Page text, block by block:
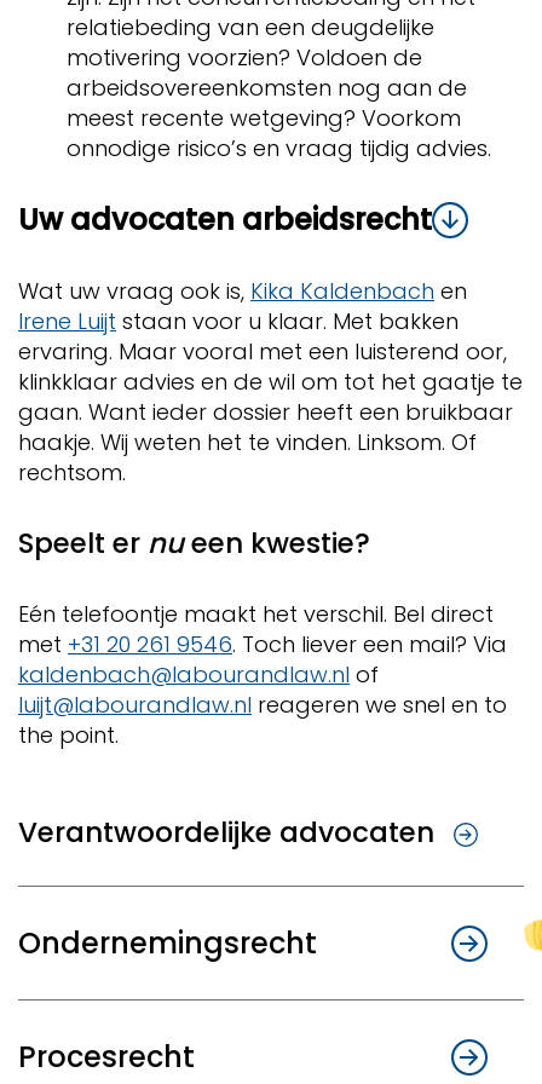
relatiebeding van een deugdelijke
motivering voorzien? Voldoen de
arbeidsovereenkomsten nog aan de
meest recente wetgeving? Voorkom
onnodige risico’s en vraag tijdig advies.
Uw advocaten arbeidsrecht
Wat uw vraag ook is, Kika Kaldenbach en
Irene Luijt staan voor u klaar. Met bakken
ervaring. Maar vooral met een luisterend oor,
klinkklaar advies en de wil om tot het gaatje te
gaan. Want ieder dossier heeft een bruikbaar
haakje. Wij weten het te vinden. Linksom. Of
rechtsom.
Speelt er nueen kwestie?
Eén telefoontje maakt het verschil. Bel direct
met +31 20 261 9546. Toch liever een mail? Via
kaldenbach@labourandlaw.nl of
luijt@labourandlaw.nl reageren we snel en to
the point.
Verantwoordelijke advocaten
Ondernemingsrecht
een strategische partner die vooruitkijkt,
risico’s beheerst en tot het uiterste gaat om
Procesrecht